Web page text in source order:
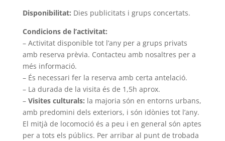
Disponibilitat: Dies publicitats i grups concertats.
Condicions de l’activitat:
– Activitat disponible tot l’any per a grups privats
amb reserva prèvia. Contacteu amb nosaltres per a
més informació.
– És necessari fer la reserva amb certa antelació.
– La durada de la visita és de 1,5h aprox.
– Visites culturals: la majoria són en entorns urbans,
amb predomini dels exteriors, i són idònies tot l’any.
El mitjà de locomoció és a peu i en general són aptes
per a tots els públics. Per arribar al punt de trobada